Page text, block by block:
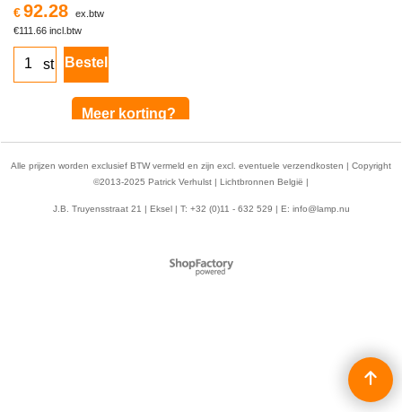
€92.28
ex.btw
€111.66 incl.btw
st Bestel
Meer korting?
Alle prijzen worden exclusief BTW vermeld en zijn excl. eventuele verzendkosten | Copyright
©2013-2025 Patrick Verhulst | Lichtbronnen België |
J.B. Truyensstraat 21 | Eksel | T: +32 (0)11 - 632 529 | E: info@lamp.nu
Webwinkel gemaakt met
ShopFactory webwinkel